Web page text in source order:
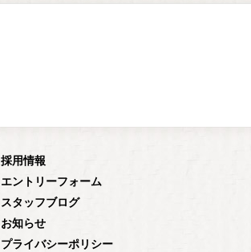
採用情報
エントリーフォーム
スタッフブログ
お知らせ
プライバシーポリシー